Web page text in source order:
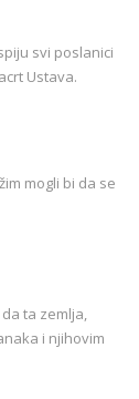
svi poslanici
Ustava.
mogli bi da se
ta zemlja,
i njihovim